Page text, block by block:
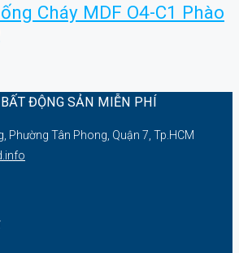
Cháy MDF O4-C1 Phào
ĐỘNG SẢN MIỄN PHÍ
Phường Tân Phong, Quận 7, Tp.HCM